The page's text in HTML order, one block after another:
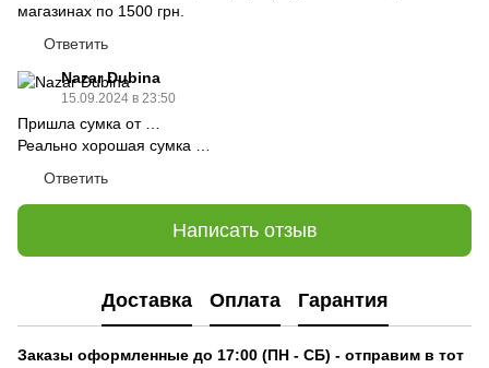
магазинах по 1500 грн.
Ответить
Nazar Dubina
15.09.2024 в 23:50
Пришла сумка от …
Реально хорошая сумка …
Ответить
Написать отзыв
Доставка Оплата Гарантия
Заказы оформленные до 17:00 (ПН - СБ) - отправим в тот